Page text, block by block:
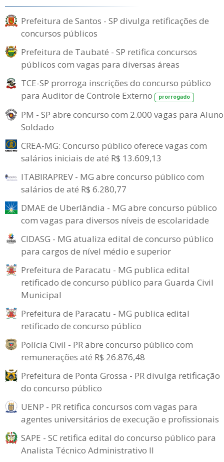
Prefeitura de Santos - SP divulga retificações de
concursos públicos
Prefeitura de Taubaté - SP retifica concursos
públicos com vagas para diversas áreas
TCE-SP prorroga inscrições do concurso público
para Auditor de Controle Externo
prorrogado
PM - SP abre concurso com 2.000 vagas para
Soldado
CREA-MG: Concurso público oferece vagas com
salários iniciais de até R$ 13.609,13
ITABIRAPREV - MG abre concurso público com
salários de até R$ 6.280,77
DMAE de Uberlândia - MG abre concurso público
com vagas para diversos níveis de escolaridade
CIDASG - MG atualiza edital de concurso público
para cargos de nível médio e superior
Prefeitura de Paracatu - MG publica edital
retificado de concurso público para Guarda Civil
Municipal
Prefeitura de Paracatu - MG publica edital
retificado de concurso público
Polícia Civil - PR abre concurso público com
remunerações até R$ 26.876,48
Prefeitura de Ponta Grossa - PR divulga retificação
do concurso público
UENP - PR retifica concursos com vagas para
agentes universitários de execução e profissionais
SAPE - SC retifica edital do concurso público para
Analista Técnico Administrativo II